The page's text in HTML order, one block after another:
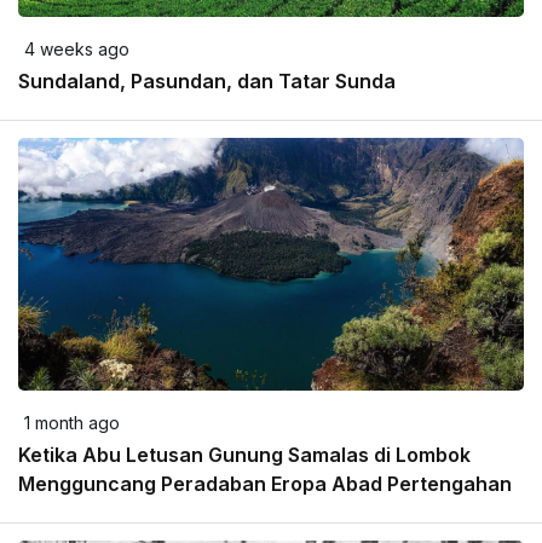
4 weeks ago
Sundaland, Pasundan, dan Tatar Sunda
1 month ago
Ketika Abu Letusan Gunung Samalas di Lombok
Mengguncang Peradaban Eropa Abad Pertengahan